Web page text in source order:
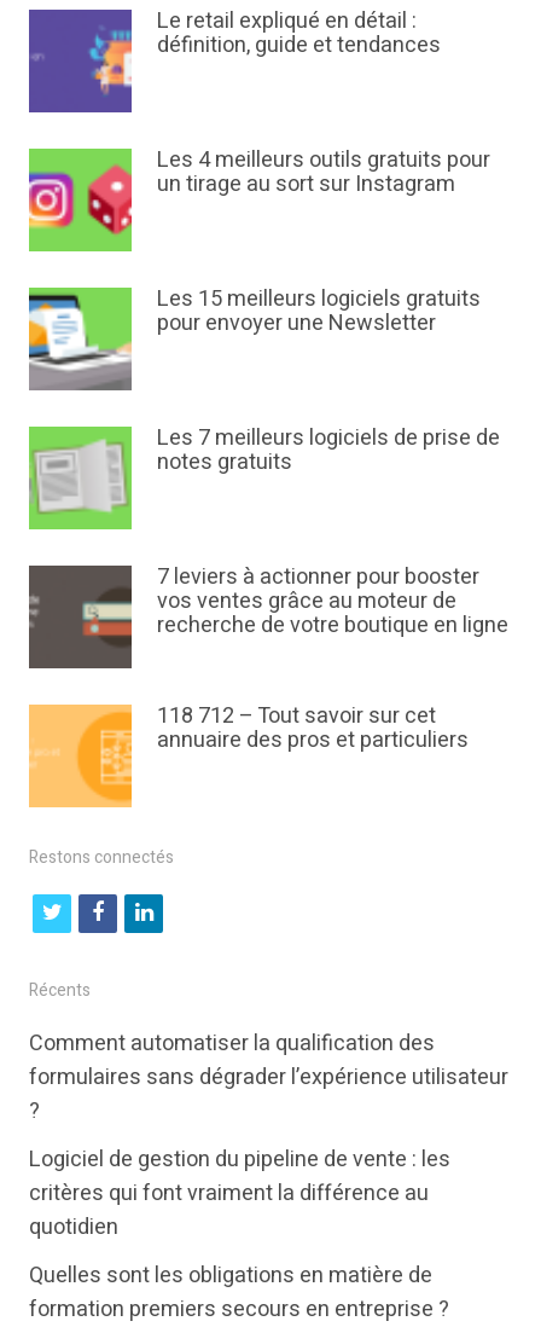
Le retail expliqué en détail :
définition, guide et tendances
Les 4 meilleurs outils gratuits pour
un tirage au sort sur Instagram
Les 15 meilleurs logiciels gratuits
pour envoyer une Newsletter
Les 7 meilleurs logiciels de prise de
notes gratuits
7 leviers à actionner pour booster
vos ventes grâce au moteur de
recherche de votre boutique en ligne
118 712 – Tout savoir sur cet
annuaire des pros et particuliers
Restons connectés
t
i
t
r
f
b
k
l
k
e
n
Récents
Comment automatiser la qualification des
formulaires sans dégrader l’expérience utilisateur
?
Logiciel de gestion du pipeline de vente : les
critères qui font vraiment la différence au
quotidien
Quelles sont les obligations en matière de
formation premiers secours en entreprise ?